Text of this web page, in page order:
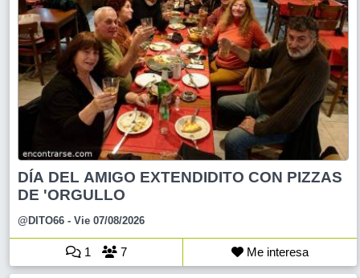
DÍA DEL AMIGO EXTENDIDITO CON PIZZAS
DE 'ORGULLO
@DITO66 - Vie 07/08/2026
1 7 Me interesa